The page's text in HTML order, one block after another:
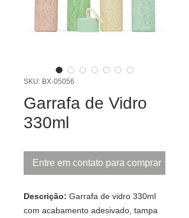
SKU: BX-05056
Garrafa de Vidro
330ml
Entre em contato para comprar
Descrição: Garrafa de vidro 330ml
com acabamento adesivado, tampa